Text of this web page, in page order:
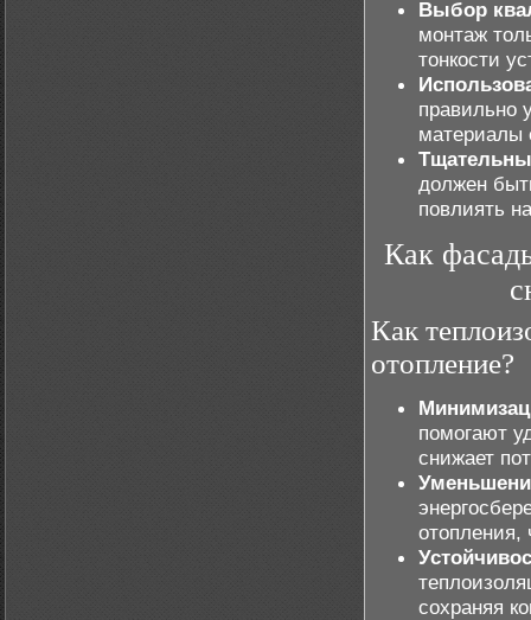
Выбор
монтаж
тонкости
правильно
материалы
должен
повлиять
Как
Как
отопление?
помогают
снижает
отопления,
сохраняя